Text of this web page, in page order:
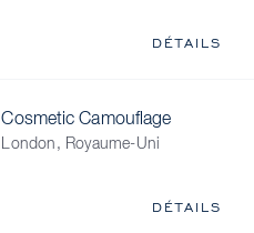
DÉTAILS
Cosmetic Camouflage
London, Royaume-Uni
DÉTAILS